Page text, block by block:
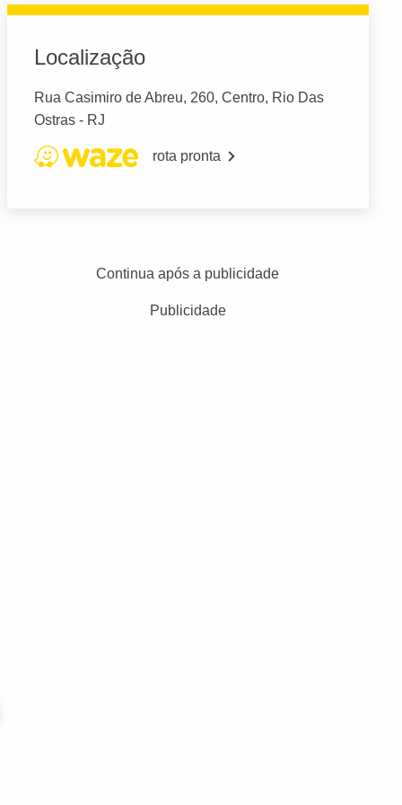
Localização
Rua Casimiro de Abreu, 260, Centro, Rio Das
Ostras - RJ
rota pronta
Continua após a publicidade
Publicidade